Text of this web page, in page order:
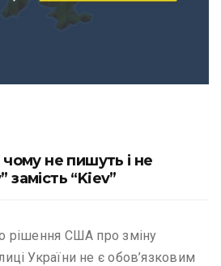
чому не пишуть і не
замість “Kiev”
рішення США про зміну
України не є обов’язковим